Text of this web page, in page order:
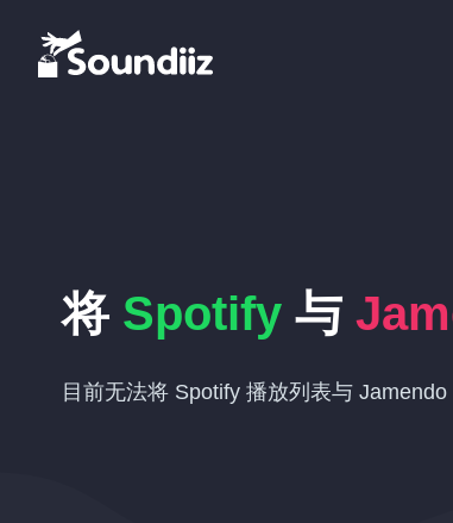
将 Spotify 与
目前无法将 Spotify 播放列表与 Jamendo